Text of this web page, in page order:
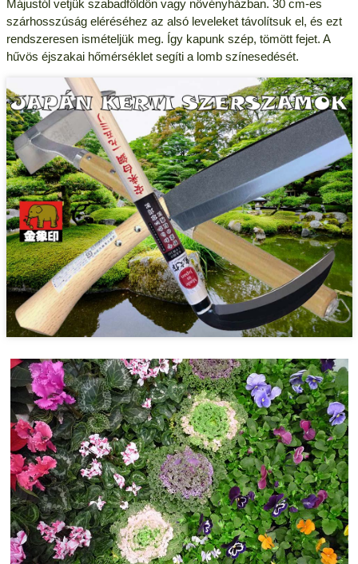
Májustól vetjük szabadföldön vagy növényházban. 30 cm-es
szárhosszúság eléréséhez az alsó leveleket távolítsuk el, és ezt
rendszeresen ismételjük meg. Így kapunk szép, tömött fejet. A
hűvös éjszakai hőmérséklet segíti a lomb színesedését.